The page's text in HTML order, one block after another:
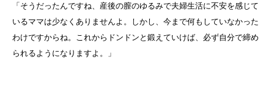
「そうだったんですね、産後の膣のゆるみで夫婦生活に不安を感じて
いるママは少なくありませんよ。しかし、今まで何もしていなかった
わけですからね。これからドンドンと鍛えていけば、必ず自分で締め
られるようになりますよ。」